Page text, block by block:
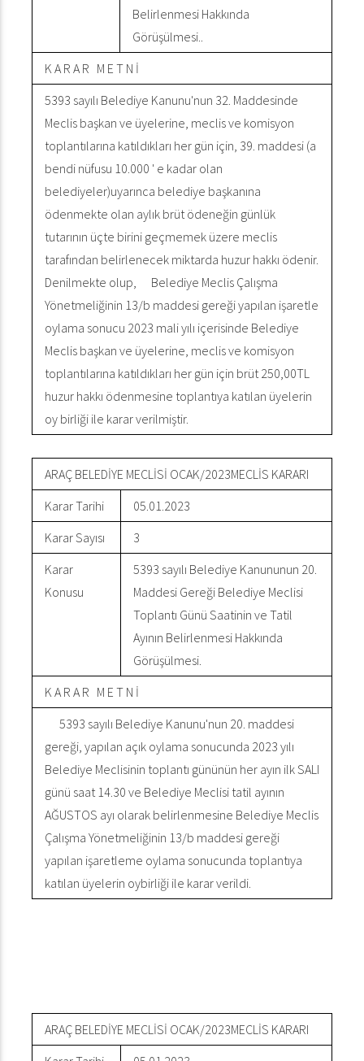
Belirlenmesi Hakkında
Görüşülmesi..
K A R A R M E T N İ
5393 sayılı Belediye Kanunu'nun 32. Maddesinde
Meclis başkan ve üyelerine, meclis ve komisyon
toplantılarına katıldıkları her gün için, 39. maddesi (a
bendi nüfusu 10.000 ' e kadar olan
belediyeler)uyarınca belediye başkanına
ödenmekte olan aylık brüt ödeneğin günlük
tutarının üçte birini geçmemek üzere meclis
tarafından belirlenecek miktarda huzur hakkı ödenir.
Denilmekte olup, Belediye Meclis Çalışma
Yönetmeliğinin 13/b maddesi gereği yapılan işaretle
oylama sonucu 2023 mali yılı içerisinde Belediye
Meclis başkan ve üyelerine, meclis ve komisyon
toplantılarına katıldıkları her gün için brüt 250,00TL
huzur hakkı ödenmesine toplantıya katılan üyelerin
oy birliği ile karar verilmiştir.
ARAÇ BELEDİYE MECLİSİ OCAK/2023MECLİS KARARI
Karar Tarihi
05.01.2023
Karar Sayısı
3
Karar
Konusu
5393 sayılı Belediye Kanununun 20.
Maddesi Gereği Belediye Meclisi
Toplantı Günü Saatinin ve Tatil
Ayının Belirlenmesi Hakkında
Görüşülmesi.
K A R A R M E T N İ
5393 sayılı Belediye Kanunu'nun 20. maddesi
gereği, yapılan açık oylama sonucunda 2023 yılı
Belediye Meclisinin toplantı gününün her ayın ilk SALI
günü saat 14.30 ve Belediye Meclisi tatil ayının
AĞUSTOS ayı olarak belirlenmesine Belediye Meclis
Çalışma Yönetmeliğinin 13/b maddesi gereği
yapılan işaretleme oylama sonucunda toplantıya
katılan üyelerin oybirliği ile karar verildi.
ARAÇ BELEDİYE MECLİSİ OCAK/2023MECLİS KARARI